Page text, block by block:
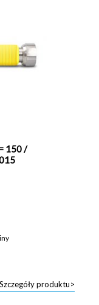
150 /
Szczegóły produktu>